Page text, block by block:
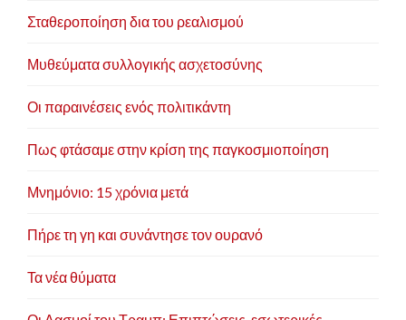
Σταθεροποίηση δια του ρεαλισμού
Μυθεύματα συλλογικής ασχετοσύνης
Οι παραινέσεις ενός πολιτικάντη
Πως φτάσαμε στην κρίση της παγκοσμιοποίηση
Μνημόνιο: 15 χρόνια μετά
Πήρε τη γη και συνάντησε τον ουρανό
Τα νέα θύματα